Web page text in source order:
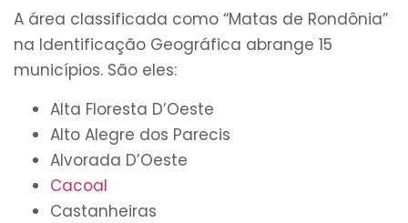
A área classificada como “Matas de Rondônia”
na Identificação Geográfica abrange 15
municípios. São eles:
Alta Floresta D’Oeste
Alto Alegre dos Parecis
Alvorada D’Oeste
Cacoal
Castanheiras